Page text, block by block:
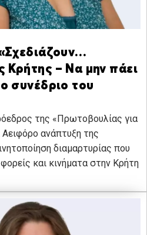
– Να μην πάει
συνέδριο του
της «Πρωτοβουλίας για
ανάπτυξη της
διαμαρτυρίας που
και κινήματα στην Κρήτη